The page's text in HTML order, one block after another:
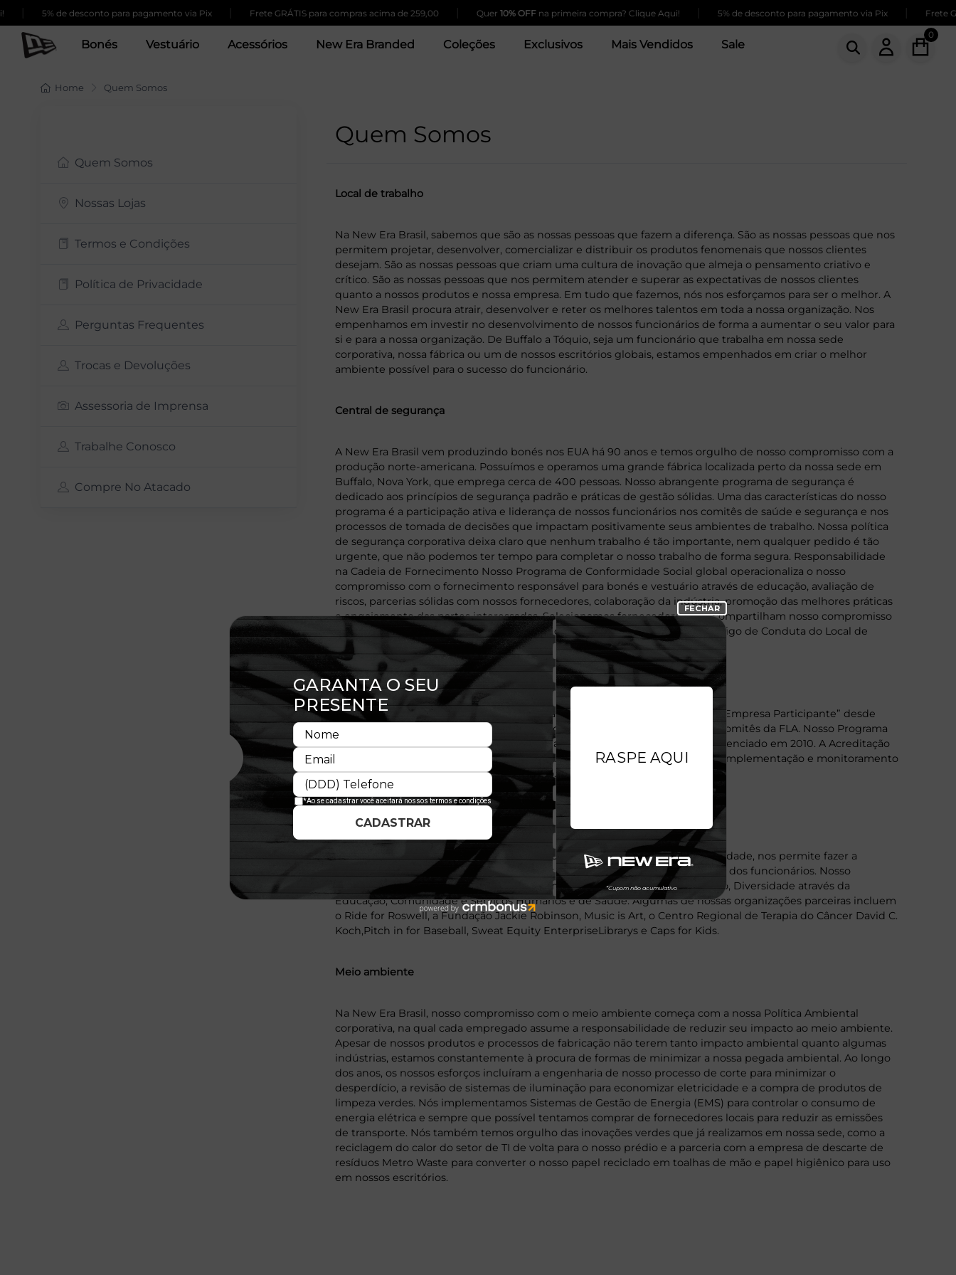
5% de desconto para pagamento via Pix Frete GRÁTIS para compras acima de 259,00 Quer10% OFFna primeira compra? Clique Aqui! 5% de desconto para pagamento via Pix Frete
Bonés Vestuário Acessórios New Era Branded Coleções Exclusivos Mais Vendidos Sale
0
Home Quem Somos
Quem Somos
Nossas Lojas
Termos e Condições
Política de Privacidade
Perguntas Frequentes
Trocas e Devoluções
Assessoria de Imprensa
Trabalhe Conosco
Compre No Atacado
Quem Somos
Local de trabalho
Na New Era Brasil, sabemos que são as nossas pessoas que fazem a diferença. São as nossas pessoas que nos
permitem projetar, desenvolver, comercializar e distribuir os produtos fenomenais que nossos clientes
desejam. São as nossas pessoas que criam uma cultura de inovação que almeja o pensamento criativo e
crítico. São as nossas pessoas que nos permitem atender e superar as expectativas de nossos clientes
quanto a nossos produtos e nossa empresa. Em tudo que fazemos, nós nos esforçamos para ser o melhor. A
New Era Brasil procura atrair, desenvolver e reter os melhores talentos em toda a nossa organização. Nos
empenhamos em investir no desenvolvimento de nossos funcionários de forma a aumentar o seu valor para
si e para a nossa organização. De Buffalo a Tóquio, seja um funcionário que trabalha em nossa sede
corporativa, nossa fábrica ou um de nossos escritórios globais, estamos empenhados em criar o melhor
ambiente possível para o sucesso do funcionário.
Central de segurança
A New Era Brasil vem produzindo bonés nos EUA há 90 anos e temos orgulho de nosso compromisso com a
produção norte-americana. Possuímos e operamos uma grande fábrica localizada perto da nossa sede em
Buffalo, Nova York, que emprega cerca de 400 pessoas. Nosso abrangente programa de segurança é
dedicado aos princípios de segurança padrão e práticas de gestão sólidas. Uma das características do nosso
programa é a participação ativa e liderança de nossos funcionários nos comitês de saúde e segurança e nos
processos de tomada de decisões que impactam positivamente seus ambientes de trabalho. Nossa política
de segurança corporativa deixa claro que nenhum trabalho é tão importante, nem qualquer pedido é tão
urgente, que não podemos ter tempo para completar o nosso trabalho de forma segura. Responsabilidade
na Cadeia de Fornecimento Nosso Programa de Conformidade Social global operacionaliza o nosso
compromisso com o fornecimento responsável para bonés e vestuário através de educação, avaliação de
riscos, parcerias sólidas com nossos fornecedores, colaboração da indústria, promoção das melhores práticas
e engajamento das partes interessadas. Selecionamos fornecedores que compartilham nosso compromisso
com padrões de trabalho e práticas éticas, conforme previsto em nosso Código de Conduta do Local de
Trabalho
A New Era Brasil é um membro ativo da Fair Labor Association (FLA) como “Empresa Participante” desde
2003 e ocupou posições de liderança no Conselho de Administração e em comitês da FLA. Nosso Programa
de Conformidade, originalmente credenciado pela FLA em 2007, foi re-credenciado em 2010. A Acreditação
FLA representa o mais alto nível de comprometimento com os padrões de implementação e monitoramento
do código de conduta no local de trabalho.
Criando Uma Nova Era, o nosso programa de relacionamento com a comunidade, nos permite fazer a
diferença em nossas comunidades através de doações e trabalho voluntário dos funcionários. Nosso
programa de doações apoia organizações nas áreas de: Esportes & Atletismo, Diversidade através da
Educação, Comunidade e Serviços Humanos e de Saúde. Algumas de nossas organizações parceiras incluem
o Ride for Roswell, a Fundação Jackie Robinson, Music is Art, o Centro Regional de Terapia do Câncer David C.
Koch,Pitch in for Baseball, Sweat Equity EnterpriseLibrarys e Caps for Kids.
Meio ambiente
Na New Era Brasil, nosso compromisso com o meio ambiente começa com a nossa Política Ambiental
corporativa, na qual cada empregado assume a responsabilidade de reduzir seu impacto ao meio ambiente.
Apesar de nossos produtos e processos de fabricação não terem tanto impacto ambiental quanto algumas
indústrias, estamos constantemente à procura de formas de minimizar a nossa pegada ambiental. Ao longo
dos anos, os nossos esforços incluíram a engenharia de nosso processo de corte para minimizar o
desperdício, a revisão de sistemas de iluminação para economizar eletricidade e a compra de produtos de
limpeza verdes. Nós implementamos Sistemas de Gestão de Energia (EMS) para controlar o consumo de
energia elétrica e sempre que possível tentamos comprar de fornecedores locais para reduzir as emissões
de transporte. Nós também temos orgulho das inovações verdes que já realizamos em nossa sede, como a
reciclagem do calor do setor de TI de volta para o nosso prédio e a parceria com a empresa de descarte de
resíduos Metro Waste para converter o nosso papel reciclado em toalhas de mão e papel higiênico para uso
em nossos escritórios.